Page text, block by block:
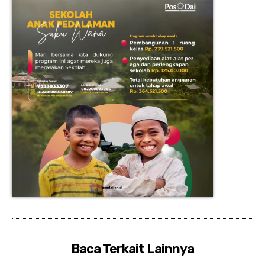
Baca Terkait Lainnya